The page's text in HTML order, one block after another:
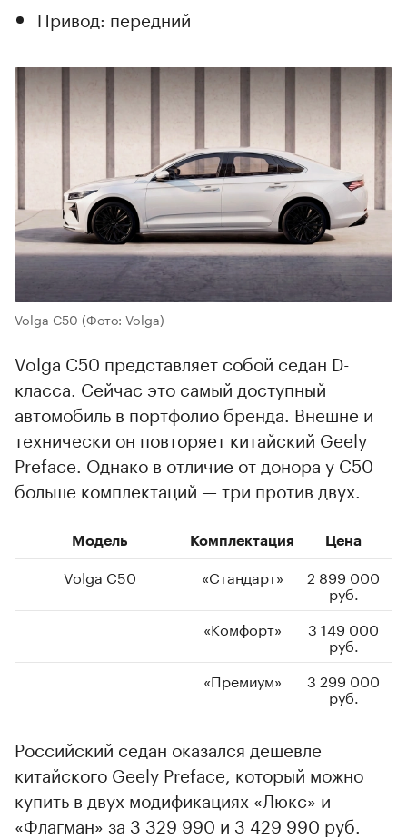
00:00 / 00:00
Привод: передний
Volga C50 (Фото: Volga)
Volga C50 представляет собой седан D-
класса. Сейчас это самый доступный
автомобиль в портфолио бренда. Внешне и
технически он повторяет китайский Geely
Preface. Однако в отличие от донора у C50
больше комплектаций — три против двух.
Модель Комплектация Цена
Volga C50 «Стандарт» 2 899 000
руб.
«Комфорт»
3 149 000
руб.
«Премиум»
3 299 000
руб.
Российский седан оказался дешевле
китайского Geely Preface, который можно
купить в двух модификациях «Люкс» и
«Флагман» за 3 329 990 и 3 429 990 руб.